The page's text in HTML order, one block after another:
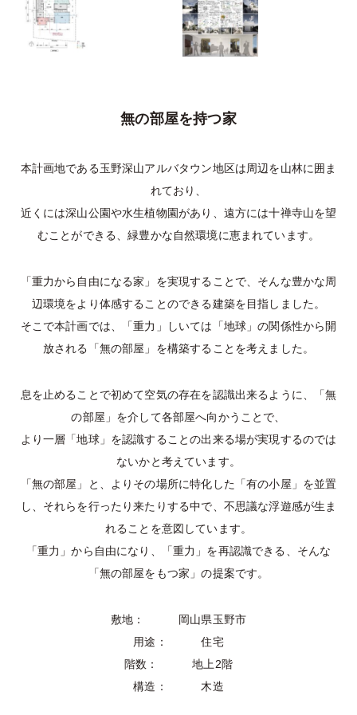
無の部屋を持つ家
本計画地である玉野深山アルバタウン地区は周辺を山林に囲ま
れており、
近くには深山公園や水生植物園があり、遠方には十禅寺山を望
むことができる、緑豊かな自然環境に恵まれています。
「重力から自由になる家」を実現することで、そんな豊かな周
辺環境をより体感することのできる建築を目指しました。
そこで本計画では、「重力」しいては「地球」の関係性から開
放される「無の部屋」を構築することを考えました。
息を止めることで初めて空気の存在を認識出来るように、「無
の部屋」を介して各部屋へ向かうことで、
より一層「地球」を認識することの出来る場が実現するのでは
ないかと考えています。
「無の部屋」と、よりその場所に特化した「有の小屋」を並置
し、それらを行ったり来たりする中で、不思議な浮遊感が生ま
れることを意図しています。
「重力」から自由になり、「重力」を再認識できる、そんな
「無の部屋をもつ家」の提案です。
敷地： 岡山県玉野市
用途： 住宅
階数： 地上2階
構造： 木造